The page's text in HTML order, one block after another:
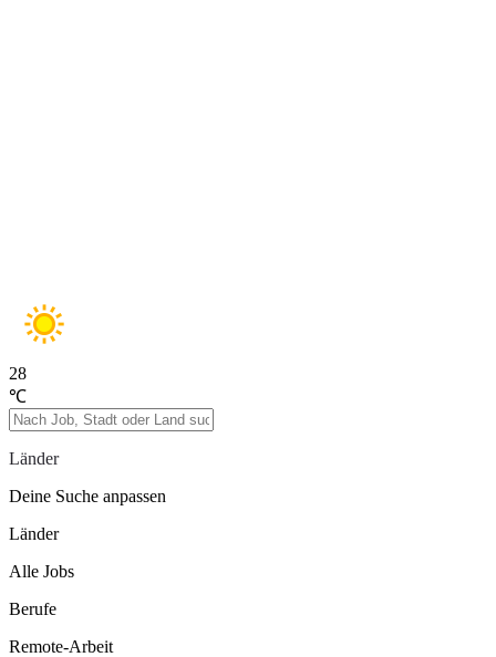
28
℃
Länder
Deine Suche anpassen
Länder
Alle Jobs
Berufe
Remote-Arbeit